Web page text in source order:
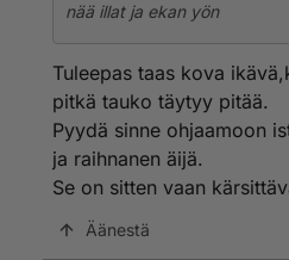
nää illat ja ekan yön
Tuleepas taas kova
pitkä tauko täytyy pitää.
Pyydä sinne ohjaamoon
ja raihnanen äijä.
Se on sitten vaan
Äänestä